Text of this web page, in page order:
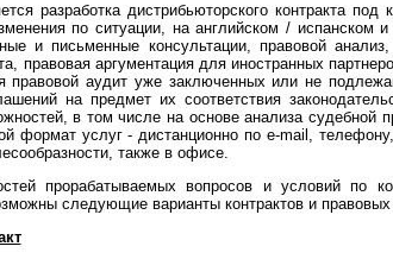
разработка дистри­бью­тор­ского конт­ракта под
по ситу­ации, на анг­лий­ском / испан­ском
и пись­мен­ные кон­суль­тации, право­вой
право­вая аргу­мен­та­ция для ино­ст­ран­ных
пра­во­вой аудит уже заклю­чен­ных или не
на пред­мет их соот­вет­ст­вия
в том числе на основе ана­лиза судеб­ной
фор­мат услуг - дистан­ци­онно по e-mail,
также в офисе.
прора­баты­вае­мых воп­ро­сов и усло­вий по
следу­ющие вари­анты конт­рак­тов и право­вых